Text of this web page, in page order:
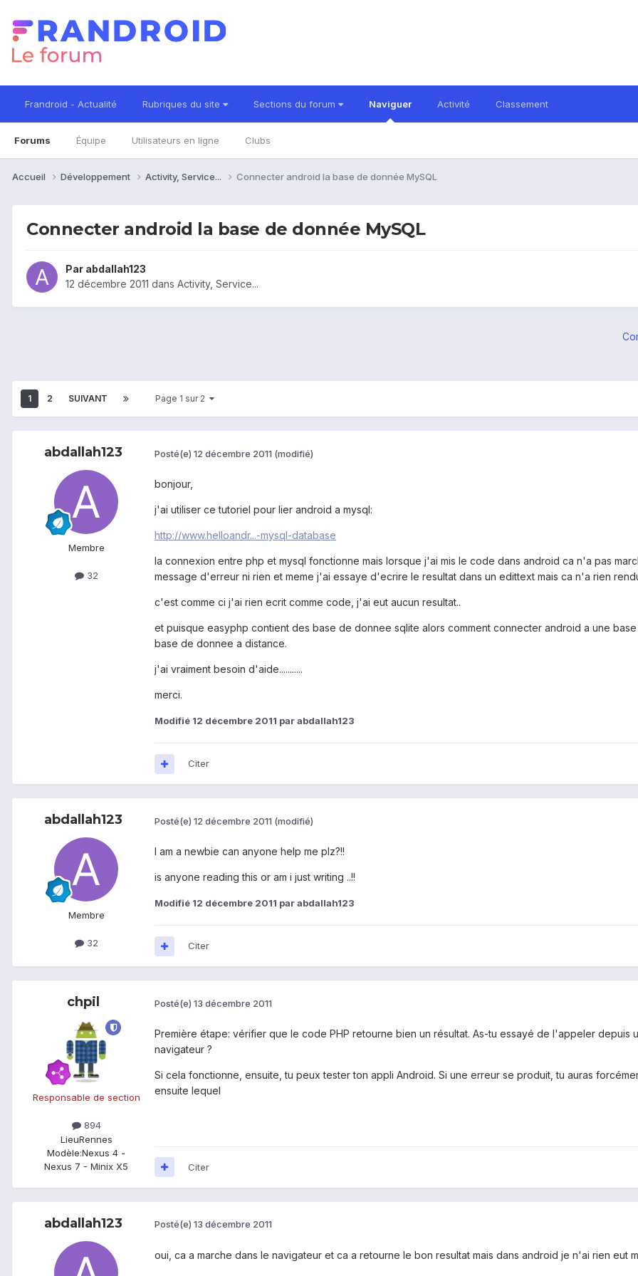
Frandroid - Actualité Rubriques du site Sections du forum Naviguer
Forums Équipe Utilisateurs en ligne Clubs
Activité Classement
Accueil Développement Activity, Service... Connecter android la base de donnée MySQL
Connecter android la base de donnée MySQL
Par abdallah123
12 décembre 2011 dans Activity, Service...
1 2 SUIVANT Page 1 sur 2
abdallah123
Membre
32
Posté(e) 12 décembre 2011 (modifié)
bonjour,
j'ai utiliser ce tutoriel pour lier android a mysql:
http://www.helloandr...-mysql-database
la connexion entre php et mysql fonctionne mais lorsque j'ai mis le code dans android ca n'a pas
message d'erreur ni rien et meme j'ai essaye d'ecrire le resultat dans un edittext mais ca n'a rien
c'est comme ci j'ai rien ecrit comme code, j'ai eut aucun resultat..
et puisque easyphp contient des base de donnee sqlite alors comment connecter android a une
base de donnee a distance.
j'ai vraiment besoin d'aide...........
merci.
Modifié 12 décembre 2011 par abdallah123
Citer
abdallah123
Membre
32
Posté(e) 12 décembre 2011 (modifié)
I am a newbie can anyone help me plz?!!
is anyone reading this or am i just writing ..!!
Modifié 12 décembre 2011 par abdallah123
Citer
chpil
Responsable de section
894
LieuRennes
Modèle:Nexus 4 -
Nexus 7 - Minix X5
Posté(e) 13 décembre 2011
Première étape: vérifier que le code PHP retourne bien un résultat. As-tu essayé de l'appeler depuis
navigateur ?
Si cela fonctionne, ensuite, tu peux tester ton appli Android. Si une erreur se produit, tu auras
ensuite lequel
Citer
abdallah123 Posté(e) 13 décembre 2011
oui, ca a marche dans le navigateur et ca a retourne le bon resultat mais dans android je n'ai rien eut